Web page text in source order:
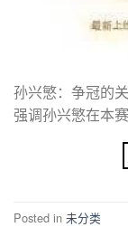
孙兴慜：争冠的
强调孙兴慜在本
Posted in 未分类